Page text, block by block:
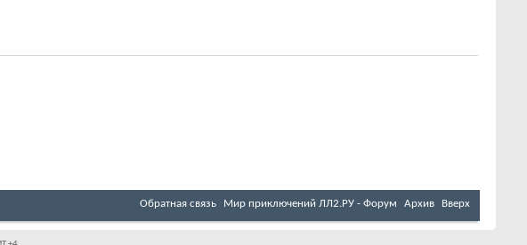
Обратная связь Мир приключений ЛЛ2.РУ - Форум Архив Вверх